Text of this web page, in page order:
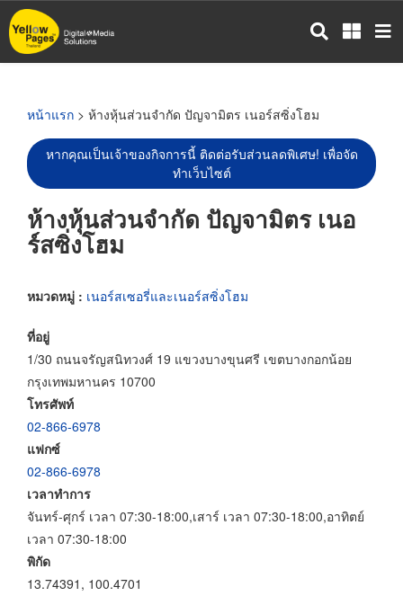
ข้าม
ไป
หน้าแรก > ห้างหุ้นส่วนจำกัด ปัญจามิตร เนอร์สซิ่งโฮม
หากคุณเป็นเจ้าของกิจการนี้ ติดต่อรับส่วนลดพิเศษ! เพื่อจัด
ทำเว็บไซต์
ห้างหุ้นส่วนจำกัด ปัญจามิตร เนอ
ร์สซิ่งโฮม
หมวดหมู่ : เนอร์สเซอรี่และเนอร์สซิ่งโฮม
ที่อยู่
1/30 ถนนจรัญสนิทวงศ์ 19 แขวงบางขุนศรี เขตบางกอกน้อย
กรุงเทพมหานคร 10700
โทรศัพท์
02-866-6978
แฟกซ์
02-866-6978
เวลาทำการ
จันทร์-ศุกร์ เวลา 07:30-18:00,เสาร์ เวลา 07:30-18:00,อาทิตย์
เวลา 07:30-18:00
พิกัด
13.74391, 100.4701